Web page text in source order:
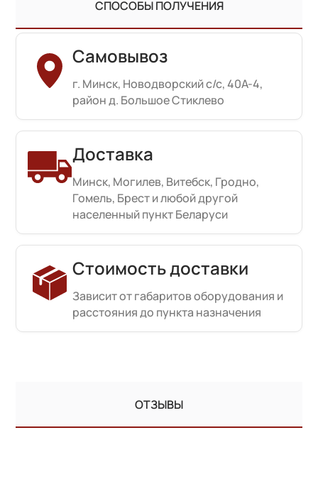
СПОСОБЫ ПОЛУЧЕНИЯ
Самовывоз
г. Минск, Новодворский с/с, 40А-4,
район д. Большое Стиклево
Доставка
Минск, Могилев, Витебск, Гродно,
Гомель, Брест и любой другой
населенный пункт Беларуси
Стоимость доставки
Зависит от габаритов оборудования и
расстояния до пункта назначения
ОТЗЫВЫ